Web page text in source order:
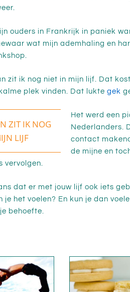
ouders in Frankrijk in paniek
wat mijn ademhaling en
zit ik nog niet in mijn lijf. Dat
plek vinden. Dat lukte gek
ZIT IK NOG
LIJF
Het werd een
Nederlanders.
contact
de mijne en
vervolgen.
dat er met jouw lijf ook iets
je het voelen? En kun je dan
behoefte.